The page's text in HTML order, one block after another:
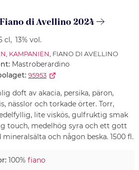
di Avellino 2024
cl , 13% vol.
, KAMPANIEN, FIANO DI AVELLINO
Mastroberardino
95953
doft av akacia, persika, päron,
nässlor och torkade örter. Torr,
lite viskös, gulfruktig smak
touch, medelhög syra och ett gott
och någon beska. 1500 fl.
100% fiano